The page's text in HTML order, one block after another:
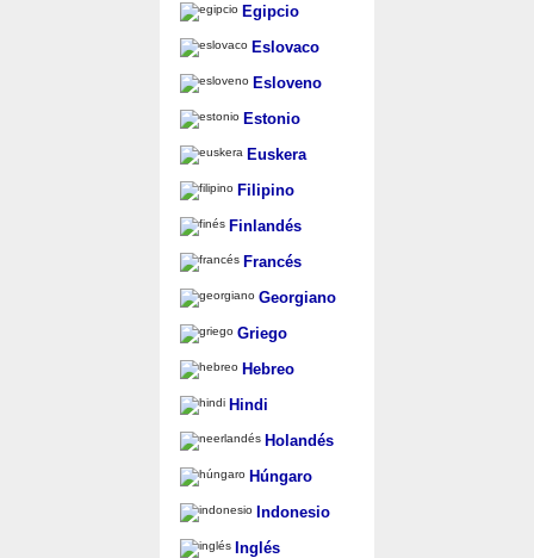
Egipcio
Eslovaco
Esloveno
Estonio
Euskera
Filipino
Finlandés
Francés
Georgiano
Griego
Hebreo
Hindi
Holandés
Húngaro
Indonesio
Inglés